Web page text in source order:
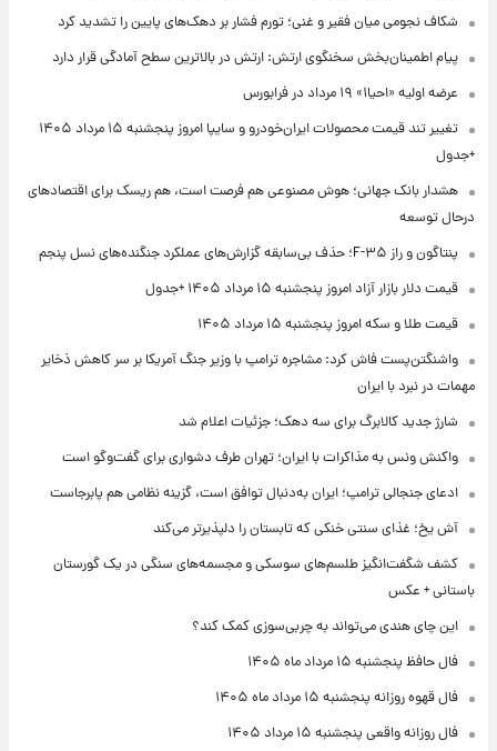
شکاف نجومی میان فقیر و غنی؛ تورم فشار بر دهک‌های پایین را تشدید کرد
پیام اطمینان‌بخش سخنگوی ارتش: ارتش در بالاترین سطح آمادگی قرار دارد
عرضه اولیه «احیا۱» ۱۹ مرداد در فرابورس
تغییر تند قیمت محصولات ایران‌خودرو و سایپا امروز پنجشنبه ۱۵ مرداد ۱۴۰۵
+جدول
هشدار بانک جهانی؛ هوش مصنوعی هم فرصت است، هم ریسک برای اقتصادهای
درحال توسعه
پنتاگون و راز F-۳۵؛ حذف بی‌سابقه گزارش‌های عملکرد جنگنده‌های نسل پنجم
قیمت دلار بازار آزاد امروز پنجشنبه ۱۵ مرداد ۱۴۰۵ +جدول
قیمت طلا و سکه امروز پنجشنبه ۱۵ مرداد ۱۴۰۵
واشنگتن‌پست فاش کرد: مشاجره ترامپ با وزیر جنگ آمریکا بر سر کاهش ذخایر
مهمات در نبرد با ایران
شارژ جدید کالابرگ برای سه دهک؛ جزئیات اعلام شد
واکنش ونس به مذاکرات با ایران؛ تهران طرف دشواری برای گفت‌وگو است
ادعای جنجالی ترامپ؛ ایران به‌دنبال توافق است، گزینه نظامی هم پابرجاست
آش یخ؛ غذای سنتی خنکی که تابستان را دلپذیرتر می‌کند
کشف شگفت‌انگیز طلسم‌های سوسکی و مجسمه‌های سنگی در یک گورستان
باستانی + عکس
این چای هندی می‌تواند به چربی‌سوزی کمک کند؟
فال حافظ پنجشنبه ۱۵ مرداد ماه ۱۴۰۵
فال قهوه روزانه پنجشنبه ۱۵ مرداد ماه ۱۴۰۵
فال روزانه واقعی پنجشنبه ۱۵ مرداد ۱۴۰۵